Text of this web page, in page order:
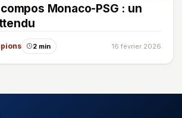
Monaco-PSG : un
2 min 16 février 2026